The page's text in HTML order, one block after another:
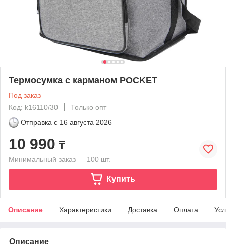
Термосумка с карманом POCKET
Под заказ
Код: k16110/30
Только опт
Отправка с 16 августа 2026
10 990 ₸
Минимальный заказ — 100 шт.
Купить
Описание Характеристики Доставка Оплата
Описание